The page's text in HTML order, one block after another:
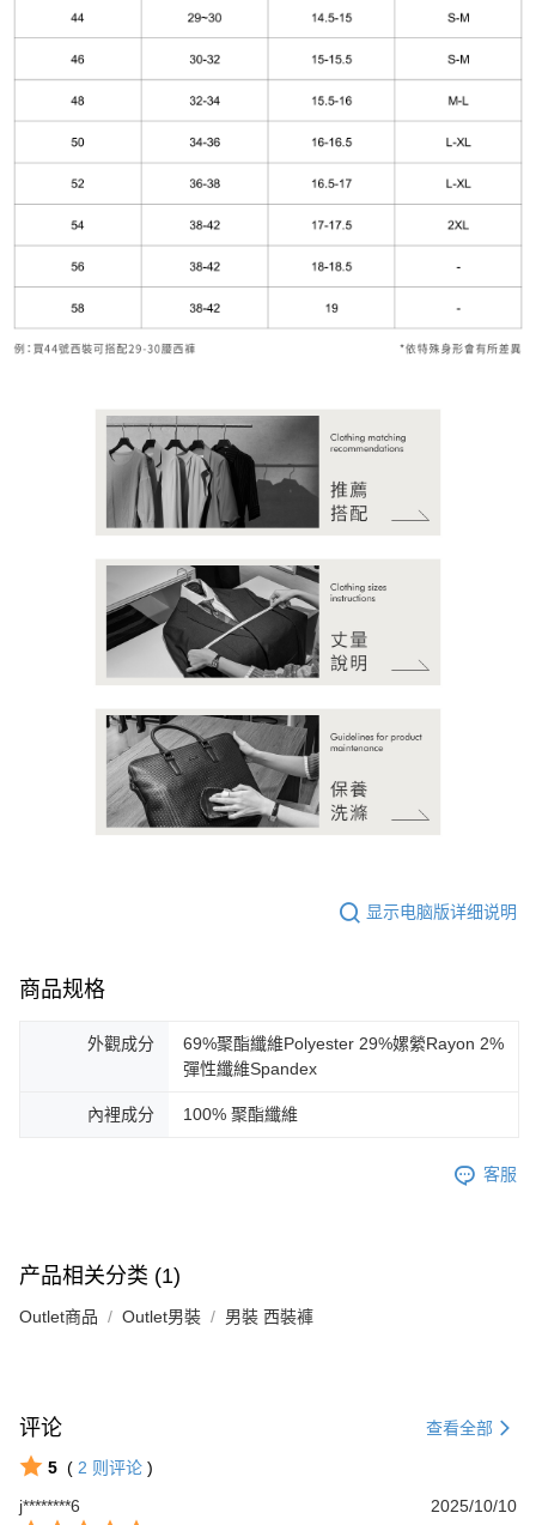
显示电脑版详细说明
商品规格
外觀成分
69%聚酯纖維Polyester 29%嫘縈Rayon 2%
彈性纖維Spandex
內裡成分 100% 聚酯纖維
客服
产品相关分类 (1)
Outlet商品 Outlet男裝 男裝 西裝褲
评论 查看全部
5 ( 2 则评论 )
j********6
2025/10/10